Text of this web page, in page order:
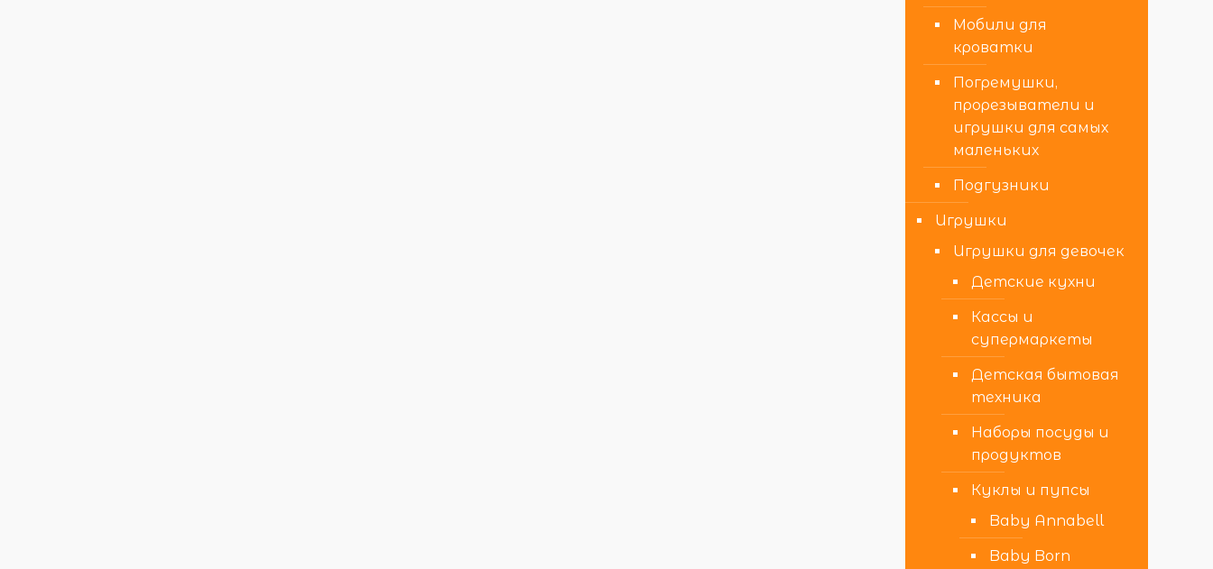
Мобили для
кроватки
Погремушки,
прорезыватели и
игрушки для самых
маленьких
Подгузники
Игрушки
Игрушки для девочек
Детские кухни
Кассы и
супермаркеты
Детская бытовая
техника
Наборы посуды и
продуктов
Куклы и пупсы
Baby Annabell
Baby Born